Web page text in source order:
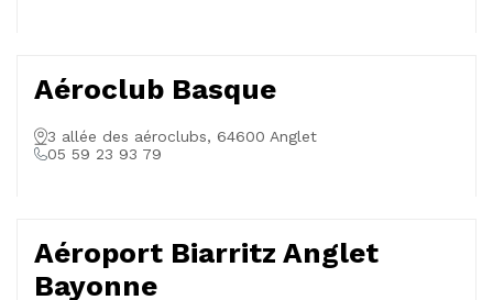
Aéroclub Basque
3 allée des aéroclubs, 64600 Anglet
05 59 23 93 79
Aéroport Biarritz Anglet
Bayonne